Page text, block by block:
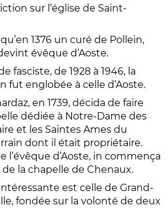
sur l’église de Saint-
1376 un curé de Pollein,
évêque d’Aoste.
fasciste, de 1928 à 1946, la
fut englobée à celle d’Aoste.
en 1739, décida de faire
dédiée à Notre-Dame des
et les Saintes Ames du
dont il était propriétaire.
l’évêque d’Aoste, in commença
la chapelle de Chenaux.
est celle de Grand-
fondée sur la volonté de deux